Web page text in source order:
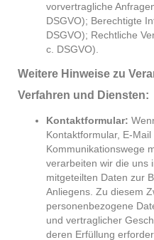
vorvertragliche
DSGVO); Berechtigte
DSGVO); Rechtliche
c. DSGVO).
Weitere Hinweise zu
Verfahren und Diensten:
Kontaktformular:
Kontaktformular, E-
Kommunikationswege
verarbeiten wir die uns
mitgeteilten Daten zur
Anliegens. Zu diesem
personenbezogene
und vertraglicher
deren Erfüllung